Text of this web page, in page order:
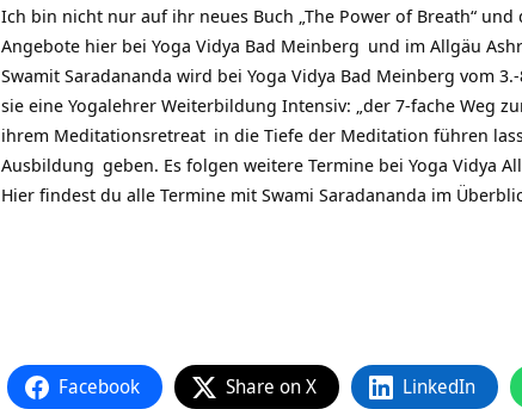
Ich bin nicht nur auf ihr neues Buch „The Power of Breath“
Angebote hier bei Yoga Vidya Bad Meinberg und im Allgäu
Swamit Saradananda wird bei Yoga Vidya Bad Meinberg vom
sie eine Yogalehrer Weiterbildung Intensiv: „der 7-fache Weg
ihrem Meditationsretreat in die Tiefe der Meditation führen
Ausbildung geben. Es folgen weitere Termine bei Yoga Vidya
Hier findest du alle Termine mit Swami Saradananda im
Facebook Share on X LinkedIn